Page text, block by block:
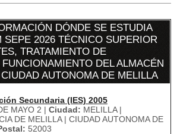
DÓNDE SE ESTUDIA
SEPE 2026 TÉCNICO SUPERIOR
TRATAMIENTO DE
DEL ALMACÉN
AUTONOMA DE MELILLA
Secundaria (IES) 2005
MAYO 2 | Ciudad: MELILLA |
DE MELILLA | CIUDAD AUTONOMA DE
52003